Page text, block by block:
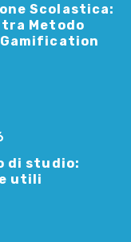
Scolastica:
Metodo
Gamification
di studio:
utili